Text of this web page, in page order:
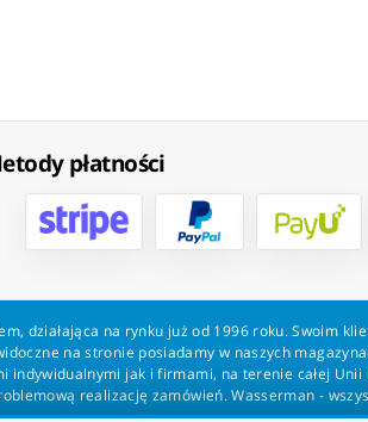
płatności
działająca na rynku już od 1996 roku. Swoim
na stronie posiadamy w naszych
indywidualnymi jak i firmami, na terenie całej
realizację zamówień. Wasserman -